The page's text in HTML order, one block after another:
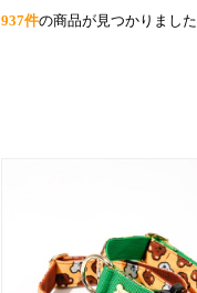
937件の商品が見つかりました